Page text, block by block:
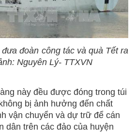
đoàn công tác và quà Tết ra
Nguyên Lý- TTXVN
này đều được đóng trong túi
bị ảnh hưởng đến chất
vận chuyển và dự trữ để cán
dân trên các đảo của huyện